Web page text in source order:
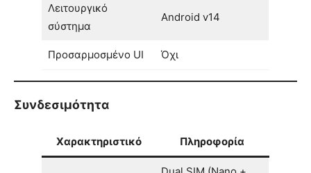
Λειτουργικό
σύστημα
Android v14
Προσαρμοσμένο UI Όχι
Συνδεσιμότητα
Χαρακτηριστικό Πληροφορία